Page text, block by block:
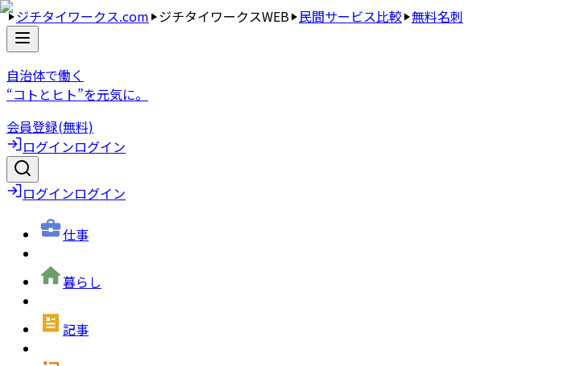
ジチタイワークス.com ジチタイワークスWEB 民間サービス比較 無料名刺
自治体で働く
“コトとヒト”を元気に。
会員登録(無料)
ログインログイン
ログインログイン
仕事
暮らし
記事